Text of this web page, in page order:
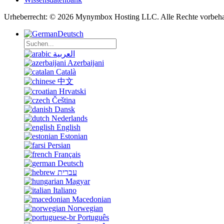
Urheberrecht: © 2026 Mynymbox Hosting LLC. Alle Rechte
Deutsch
العربية
Azerbaijani
Català
中文
Hrvatski
Čeština
Dansk
Nederlands
English
Estonian
Persian
Français
Deutsch
עברית
Magyar
Italiano
Macedonian
Norwegian
Português